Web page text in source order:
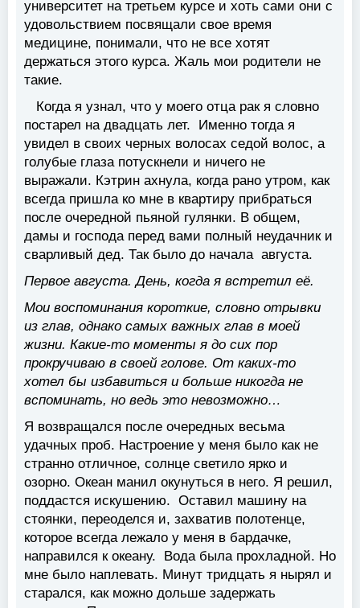
университет на третьем курсе и хоть сами они с
удовольствием посвящали свое время
медицине, понимали, что не все хотят
держаться этого курса. Жаль мои родители не
такие.
Когда я узнал, что у моего отца рак я словно
постарел на двадцать лет. Именно тогда я
увидел в своих черных волосах седой волос, а
голубые глаза потускнели и ничего не
выражали. Кэтрин ахнула, когда рано утром, как
всегда пришла ко мне в квартиру прибраться
после очередной пьяной гулянки. В общем,
дамы и господа перед вами полный неудачник и
сварливый дед. Так было до начала августа.
Первое августа. День, когда я встретил её.
Мои воспоминания короткие, словно отрывки
из глав, однако самых важных глав в моей
жизни. Какие-то моменты я до сих пор
прокручиваю в своей голове. От каких-то
хотел бы избавиться и больше никогда не
вспоминать, но ведь это невозможно…
Я возвращался после очередных весьма
удачных проб. Настроение у меня было как не
странно отличное, солнце светило ярко и
озорно. Океан манил окунуться в него. Я решил,
поддастся искушению. Оставил машину на
стоянки, переоделся и, захватив полотенце,
которое всегда лежало у меня в бардачке,
направился к океану. Вода была прохладной. Но
мне было наплевать. Минут тридцать я нырял и
старался, как можно дольше задержать